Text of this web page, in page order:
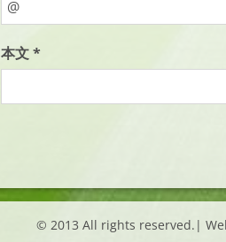
本文 *
© 2013 All rights reserved.|